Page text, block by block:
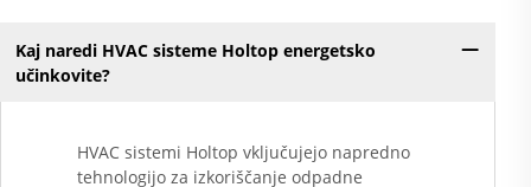
Kaj naredi HVAC sisteme Holtop energetsko
učinkovite?
HVAC sistemi Holtop vključujejo napredno
tehnologijo za izkoriščanje odpadne